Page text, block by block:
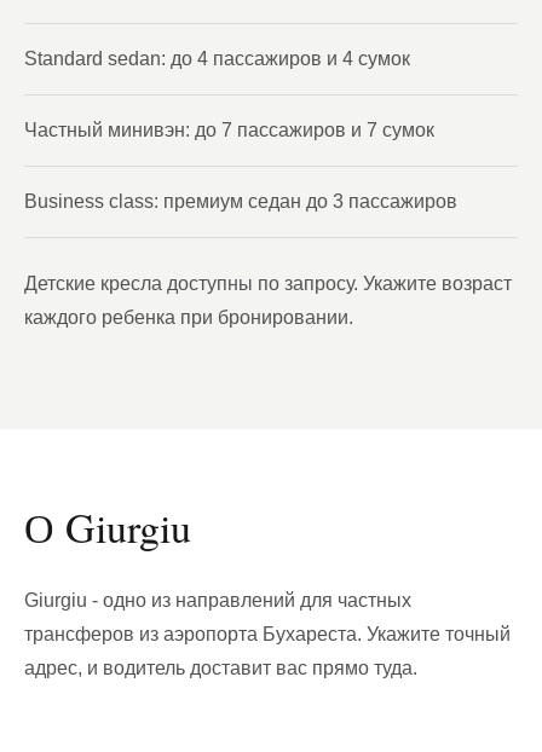
Standard sedan: до 4 пассажиров и 4 сумок
Частный минивэн: до 7 пассажиров и 7 сумок
Business class: премиум седан до 3 пассажиров
Детские кресла доступны по запросу. Укажите возраст
каждого ребенка при бронировании.
О Giurgiu
Giurgiu - одно из направлений для частных
трансферов из аэропорта Бухареста. Укажите точный
адрес, и водитель доставит вас прямо туда.